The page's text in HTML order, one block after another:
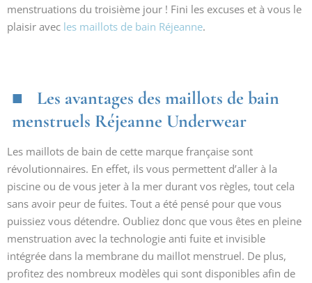
menstruations du troisième jour ! Fini les excuses et à vous le
plaisir avec les maillots de bain Réjeanne.
Les avantages des maillots de bain
menstruels Réjeanne Underwear
Les maillots de bain de cette marque française sont
révolutionnaires. En effet, ils vous permettent d’aller à la
piscine ou de vous jeter à la mer durant vos règles, tout cela
sans avoir peur de fuites. Tout a été pensé pour que vous
puissiez vous détendre. Oubliez donc que vous êtes en pleine
menstruation avec la technologie anti fuite et invisible
intégrée dans la membrane du maillot menstruel. De plus,
profitez des nombreux modèles qui sont disponibles afin de